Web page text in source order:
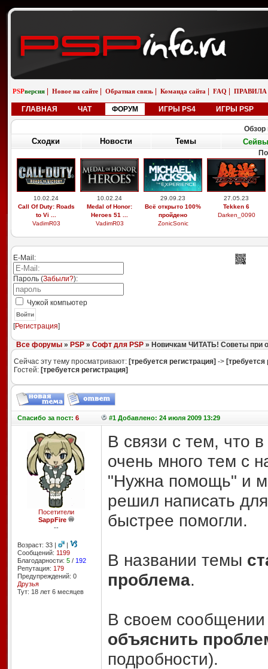
PSPверсия Новое на сайте Обратная связь Команда сайта FAQ ПРАВИЛА
ГЛАВНАЯ ЧАТ ФОРУМ ИГРЫ PS4 ИГРЫ PSP
Обзор
Сходки Новости Темы Сейвы
10.02.24
Call Of Duty: Roads
to Vi ...
VadimR03
10.02.24
Medal of Honor:
Heroes 51 ...
VadimR03
29.09.23
Всё открыто 100%
пройдено
ZonicSonic
27.05.23
Tekken 6
Darken_0090
E-Mail:
Пароль (Забыли?):
Чужой компьютер
Войти
[Регистрация]
Все форумы» PSP» Софт для PSP» Новичкам ЧИТАТЬ! Советы при
Сейчас эту тему просматривают: [требуется регистрация] -> [требуется
Гостей: [требуется регистрация]
Спасибоза пост: 6 #1 Добавлено: 24 июля 2009 13:29
Посетители
SappFire
--
Возраст: 33 |
|
Сообщений: 1199
Благодарности: 5/ 192
Репутация: 179
Предупреждений: 0
Друзья
Тут: 18 лет 6 месяцев
В связи с тем, что
очень много тем с
"Нужна помощь" и
решил написать
быстрее помогли.
В названии темы
проблема.
В своем
объяснить
подробности).